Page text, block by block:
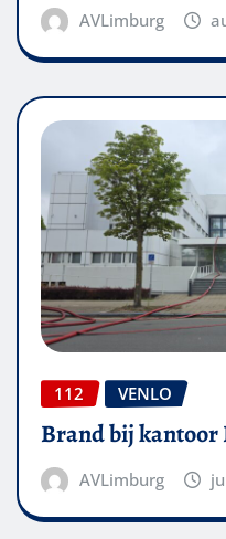
AVLimburg
112 VENLO
Brand bij kantoor
AVLimburg